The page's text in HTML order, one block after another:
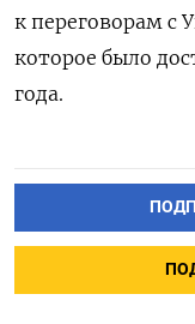
к переговорам с
которое было
года.